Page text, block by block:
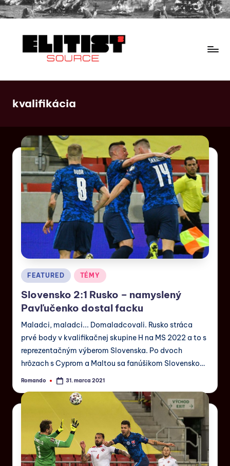
kvalifikácia
FEATURED TÉMY
Slovensko 2:1 Rusko – namyslený
Pavľučenko dostal facku
Maladci, maladci... Domaladcovali. Rusko stráca
prvé body v kvalifikačnej skupine H na MS 2022 a to s
reprezentačným výberom Slovenska. Po dvoch
hrôzach s Cyprom a Maltou sa fanúšikom Slovensko…
Romando 31. marca 2021